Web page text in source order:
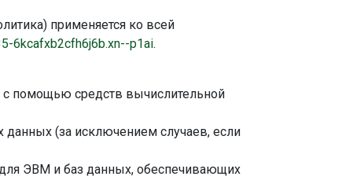
применяется ко всей
6kcafxb2cfh6j6b.xn--p1ai.
с помощью средств вычислительной
(за исключением случаев, если
ЭВМ и баз данных, обеспечивающих